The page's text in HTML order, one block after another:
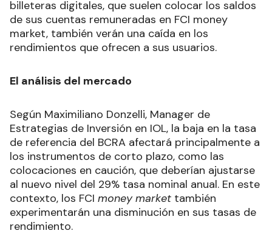
billeteras digitales, que suelen colocar los saldos
de sus cuentas remuneradas en FCI money
market, también verán una caída en los
rendimientos que ofrecen a sus usuarios.
El análisis del mercado
Según Maximiliano Donzelli, Manager de
Estrategias de Inversión en IOL, la baja en la tasa
de referencia del BCRA afectará principalmente a
los instrumentos de corto plazo, como las
colocaciones en caución, que deberían ajustarse
al nuevo nivel del 29% tasa nominal anual. En este
contexto, los FCI money market también
experimentarán una disminución en sus tasas de
rendimiento.